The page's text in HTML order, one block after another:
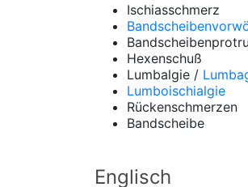
Ischiasschmerz
Hexenschuß
Lumbalgie /
Lumboischialgie
Rückenschmerzen
Bandscheibe
Englisch